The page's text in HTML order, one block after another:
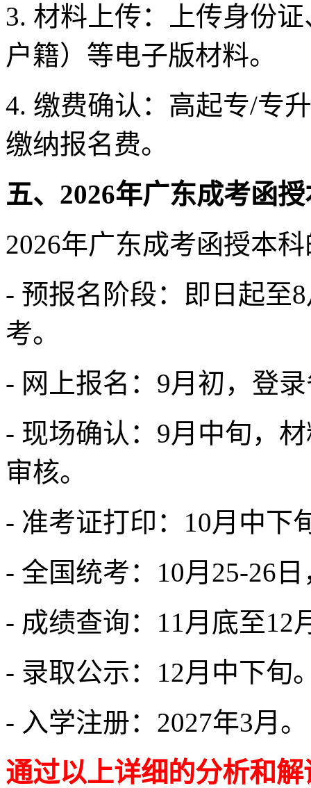
3. 材料上传：上传身份
户籍）等电子版材料。
4. 缴费确认：高起专/专
缴纳报名费。
五、2026年广东成考函
2026年广东成考函授本
- 预报名阶段：即日起至
考。
- 网上报名：9月初，登
- 现场确认：9月中旬，
审核。
- 准考证打印：10月中下
- 全国统考：10月25-26
- 成绩查询：11月底至12
- 录取公示：12月中下旬
- 入学注册：2027年3月。
通过以上详细的分析和